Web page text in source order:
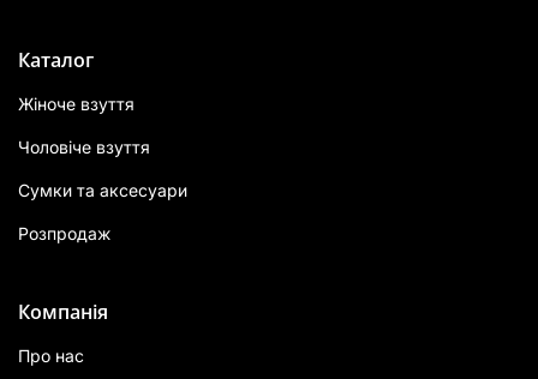
Каталог
Жіноче взуття
Чоловіче взуття
Сумки та аксесуари
Розпродаж
Компанія
Про нас